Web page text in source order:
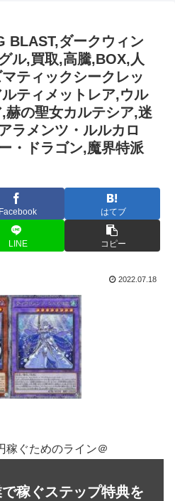
BLAST,ダークウィン
ル,買取,高騰,BOX,人
ティックシークレッ
ルティメットレア,ウル
,赫の聖女カルテシア,迷
ラメンツ・ルルカロ
・ドラゴン,魔界特派
Facebook はてブ
LINE コピー
2022.07.18
稼ぐためのライン＠
稼ぐステップ特典を